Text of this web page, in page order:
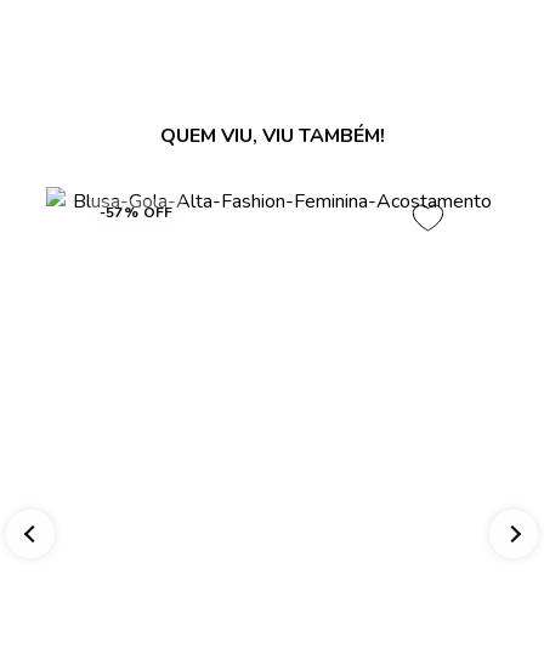
QUEM VIU, VIU TAMBÉM!
-57% OFF